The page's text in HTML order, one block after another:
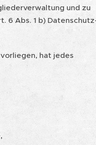
und zu
6 Abs. 1 b)
hat jedes